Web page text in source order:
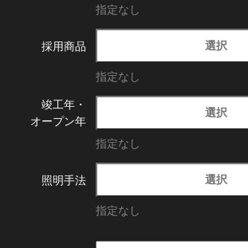
指定なし
採用商品 選択
指定なし
竣工年・
オープン年
選択
指定なし
照明手法 選択
指定なし